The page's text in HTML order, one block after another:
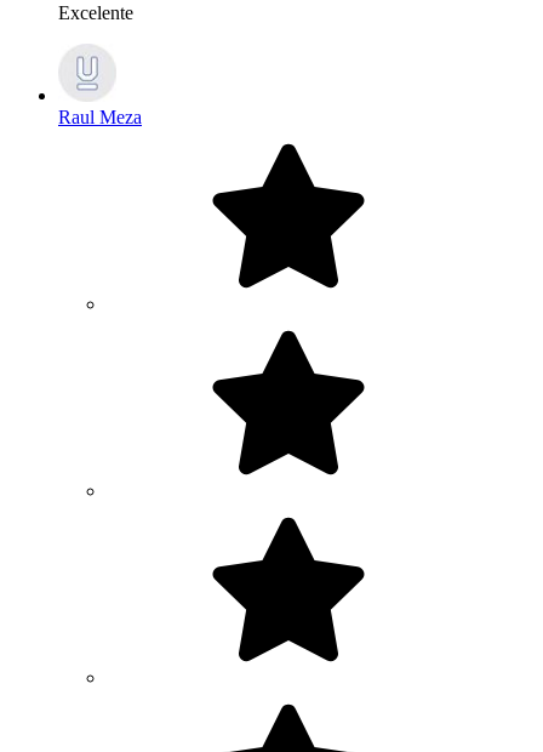
Excelente
Raul Meza